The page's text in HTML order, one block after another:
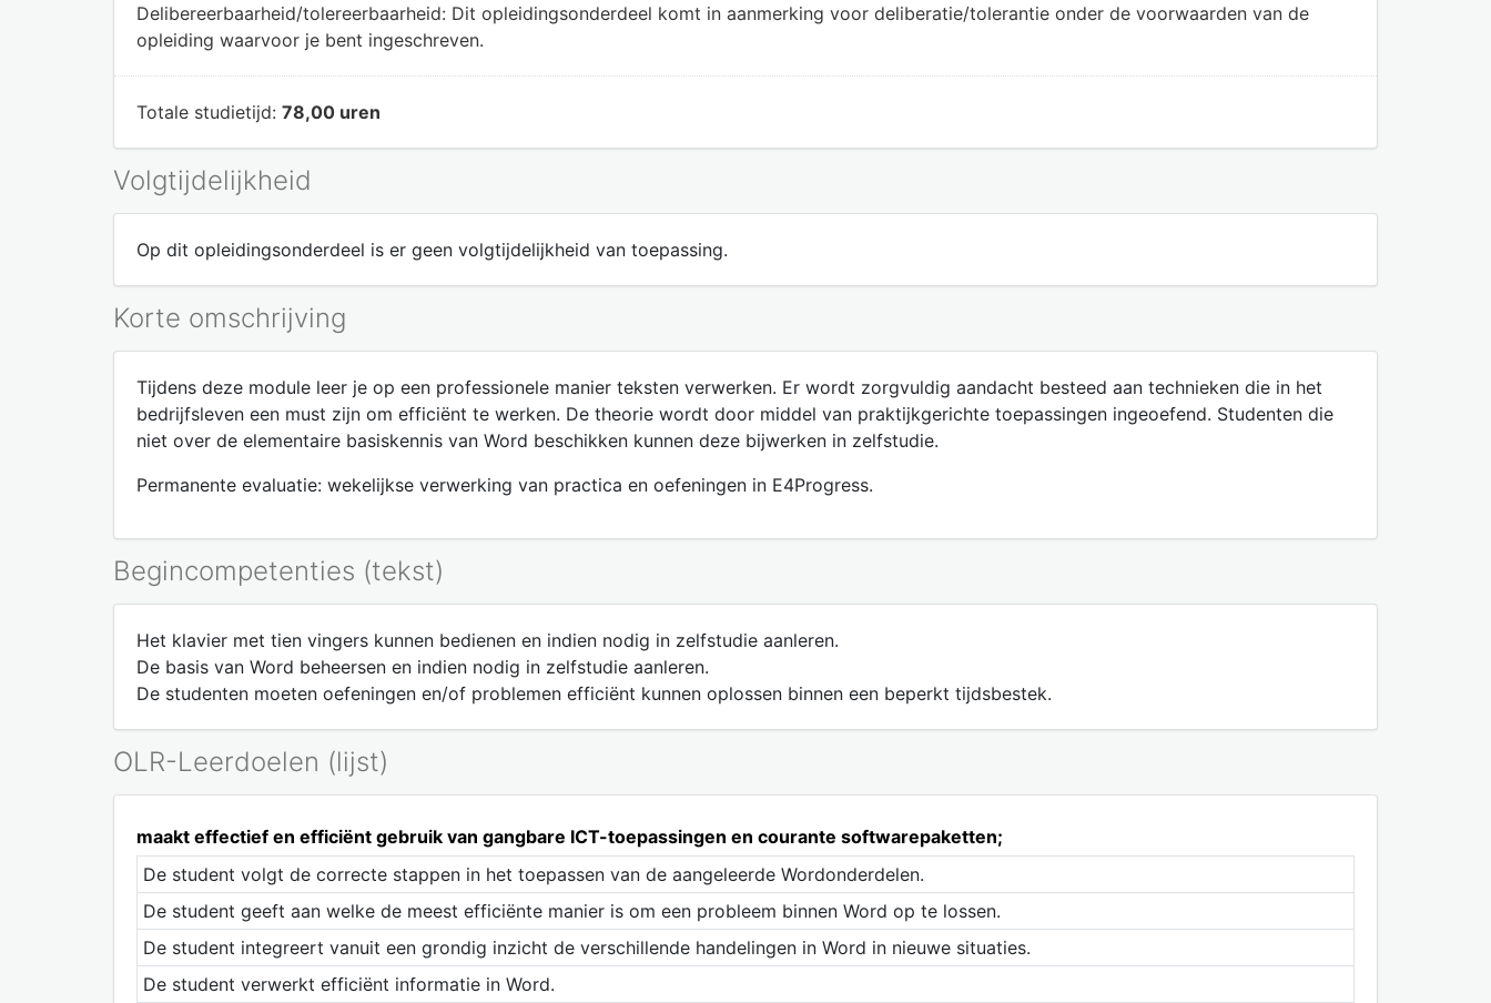
Delibereerbaarheid/tolereerbaarheid: Dit opleidingsonderdeel komt in aanmerking voor deliberatie/tolerantie onder de voorwaarden van de
opleiding waarvoor je bent ingeschreven.
Totale studietijd: 78,00 uren
Volgtijdelijkheid
Op dit opleidingsonderdeel is er geen volgtijdelijkheid van toepassing.
Korte omschrijving
Tijdens deze module leer je op een professionele manier teksten verwerken. Er wordt zorgvuldig aandacht besteed aan technieken die in het
bedrijfsleven een must zijn om efficiënt te werken. De theorie wordt door middel van praktijkgerichte toepassingen ingeoefend. Studenten die
niet over de elementaire basiskennis van Word beschikken kunnen deze bijwerken in zelfstudie.
Permanente evaluatie: wekelijkse verwerking van practica en oefeningen in E4Progress.
Begincompetenties (tekst)
Het klavier met tien vingers kunnen bedienen en indien nodig in zelfstudie aanleren.
De basis van Word beheersen en indien nodig in zelfstudie aanleren.
De studenten moeten oefeningen en/of problemen efficiënt kunnen oplossen binnen een beperkt tijdsbestek.
OLR-Leerdoelen (lijst)
maakt effectief en efficiënt gebruik van gangbare ICT-toepassingen en courante softwarepaketten;
De student volgt de correcte stappen in het toepassen van de aangeleerde Wordonderdelen.
De student geeft aan welke de meest efficiënte manier is om een probleem binnen Word op te lossen.
De student integreert vanuit een grondig inzicht de verschillende handelingen in Word in nieuwe situaties.
De student verwerkt efficiënt informatie in Word.